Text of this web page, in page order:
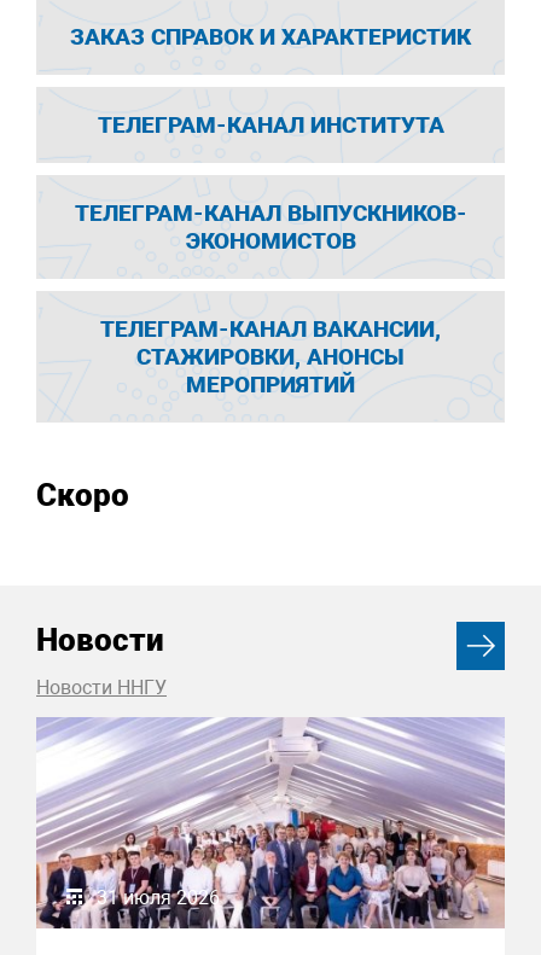
ЗАКАЗ СПРАВОК И ХАРАКТЕРИСТИК
ТЕЛЕГРАМ-КАНАЛ ИНСТИТУТА
ТЕЛЕГРАМ-КАНАЛ ВЫПУСКНИКОВ-
ЭКОНОМИСТОВ
ТЕЛЕГРАМ-КАНАЛ ВАКАНСИИ,
СТАЖИРОВКИ, АНОНСЫ
МЕРОПРИЯТИЙ
Скоро
Новости
Новости ННГУ
31 июля 2026